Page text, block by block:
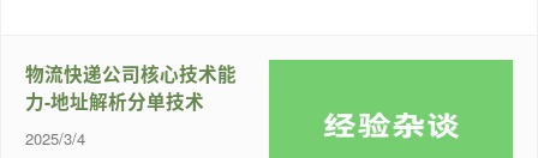
物流快递公司核心技术能
力-地址解析分单技术
2025/3/4